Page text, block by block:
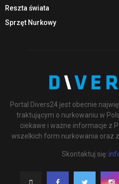
Reszta świata
Sprzęt Nurkowy
Portal Divers24 jest obecnie
traktującym o nurkowaniu w
ciekawe i ważne informacje z
wszelkich form nurkowania oraz
Skontaktuj się: